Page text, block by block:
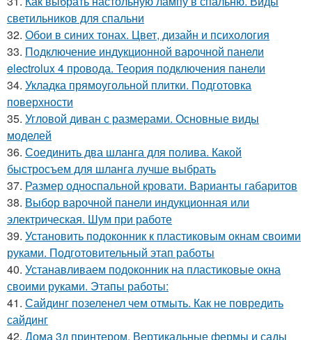
светильников для спальни
32. Обои в синих тонах. Цвет, дизайн и психология
33. Подключение индукционной варочной панели
electrolux 4 провода. Теория подключения панели
34. Укладка прямоугольной плитки. Подготовка
поверхности
35. Угловой диван с размерами. Основные виды
моделей
36. Соединить два шланга для полива. Какой
быстросъем для шланга лучше выбрать
37. Размер односпальной кровати. Варианты габаритов
38. Выбор варочной панели индукционная или
электрическая. Шум при работе
39. Установить подоконник к пластиковым окнам своими
руками. Подготовительный этап работы
40. Устанавливаем подоконник на пластиковые окна
своими руками. Этапы работы:
41. Сайдинг позеленел чем отмыть. Как не повредить
сайдинг
42. Дома 3д принтером. Вертикальные фермы и сады